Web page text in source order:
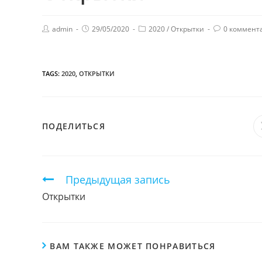
admin 29/05/2020 2020/Открытки 0
TAGS: 2020 ОТКРЫТКИ
ПОДЕЛИТЬСЯ
Продолжить
чтение
Предыдущая запись
Открытки
ВАМ ТАКЖЕ МОЖЕТ ПОНРАВИТЬСЯ